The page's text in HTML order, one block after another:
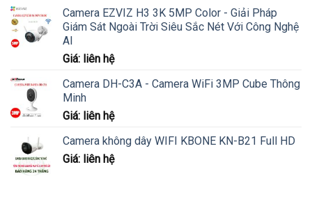
Camera EZVIZ H3 3K 5MP Color - Giải Pháp
Giám Sát Ngoài Trời Siêu Sắc Nét Với Công Nghệ
AI
Giá: liên hệ
Camera DH-C3A - Camera WiFi 3MP Cube Thông
Minh
Giá: liên hệ
Camera không dây WIFI KBONE KN-B21 Full HD
Giá: liên hệ